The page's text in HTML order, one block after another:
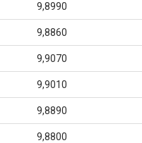
9,8990
9,8860
9,9070
9,9010
9,8890
9,8800